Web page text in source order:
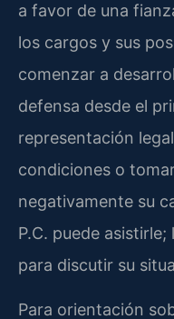
a favor de una
los cargos y sus
comenzar a
defensa desde el
representación
condiciones o
negativamente su
P.C. puede asistirle;
para discutir su
Para orientación